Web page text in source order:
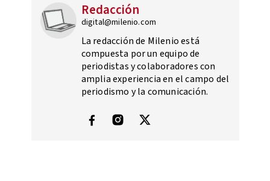
Redacción
digital@milenio.com
La redacción de Milenio está
compuesta por un equipo de
periodistas y colaboradores con
amplia experiencia en el campo del
periodismo y la comunicación.